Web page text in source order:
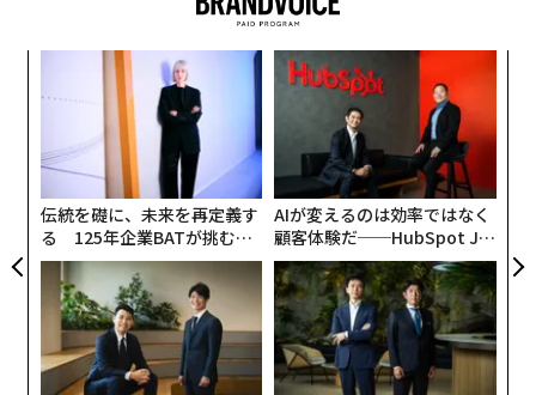
伝統を礎に、未来を再定義す
る 125年企業BATが挑むス
モークレスな未来
AIが変えるのは効率ではなく
顧客体験だ──HubSpot Ja
panが語る「Grow Better」
な組織のつくり方